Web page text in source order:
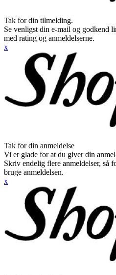
Tak for din tilmelding.
Se venligst din e-mail og godkend
med rating og anmeldelserne.
x
Tak for din anmeldelse
Vi er glade for at du giver din
Skriv endelig flere anmeldelser, så
bruge anmeldelsen.
x